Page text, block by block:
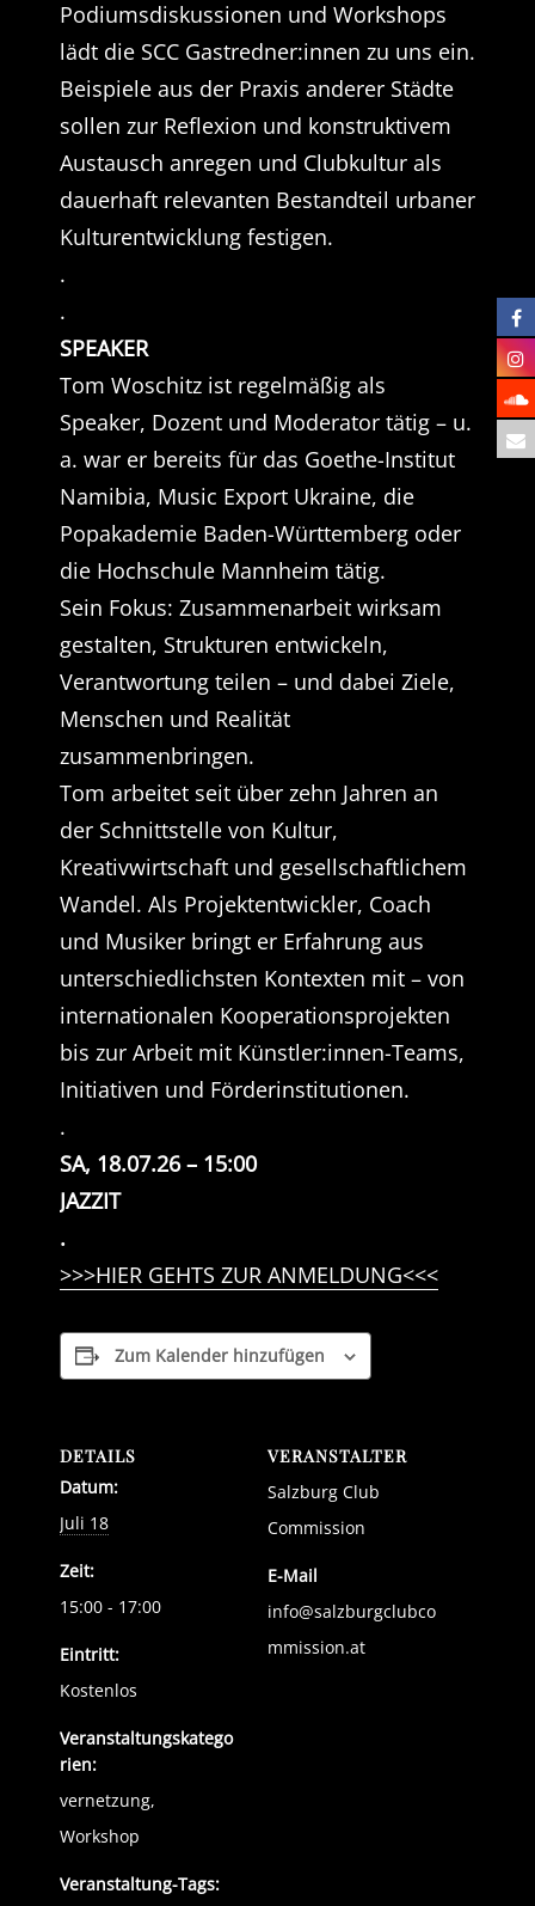
Podiumsdiskussionen und Workshops
lädt die SCC Gastredner:innen zu uns ein.
Beispiele aus der Praxis anderer Städte
sollen zur Reflexion und konstruktivem
Austausch anregen und Clubkultur als
dauerhaft relevanten Bestandteil urbaner
Kulturentwicklung festigen.
.
.
SPEAKER
Tom Woschitz ist regelmäßig als
Speaker, Dozent und Moderator tätig – u.
a. war er bereits für das Goethe-Institut
Namibia, Music Export Ukraine, die
Popakademie Baden-Württemberg oder
die Hochschule Mannheim tätig.
Sein Fokus: Zusammenarbeit wirksam
gestalten, Strukturen entwickeln,
Verantwortung teilen – und dabei Ziele,
Menschen und Realität
zusammenbringen.
Tom arbeitet seit über zehn Jahren an
der Schnittstelle von Kultur,
Kreativwirtschaft und gesellschaftlichem
Wandel. Als Projektentwickler, Coach
und Musiker bringt er Erfahrung aus
unterschiedlichsten Kontexten mit – von
internationalen Kooperationsprojekten
bis zur Arbeit mit Künstler:innen-Teams,
Initiativen und Förderinstitutionen.
.
SA, 18.07.26 – 15:00
JAZZIT
.
>>>HIER GEHTS ZUR ANMELDUNG<<<
Zum Kalender hinzufügen
DETAILS
Datum:
Juli 18
Zeit:
15:00 - 17:00
Eintritt:
Kostenlos
Veranstaltungskatego
rien:
vernetzung,
Workshop
Veranstaltung-Tags:
VERANSTALTER
Salzburg Club
Commission
E-Mail
info@salzburgclubco
mmission.at